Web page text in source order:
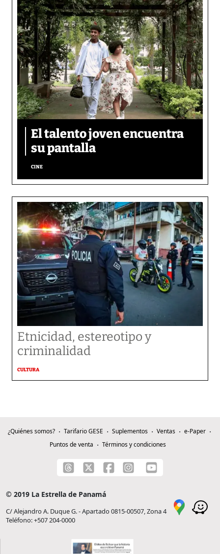
El talento joven encuentra
su pantalla​
CINE
Etnicidad, estereotipo y
criminalidad
CULTURA
¿Quiénes somos? Tarifario GESE Suplementos Ventas
e-Paper
Puntos de venta
Términos y condiciones
© 2019 La Estrella de Panamá
C/ Alejandro A. Duque G. - Apartado 0815-00507, Zona 4
Teléfono: +507 204-0000